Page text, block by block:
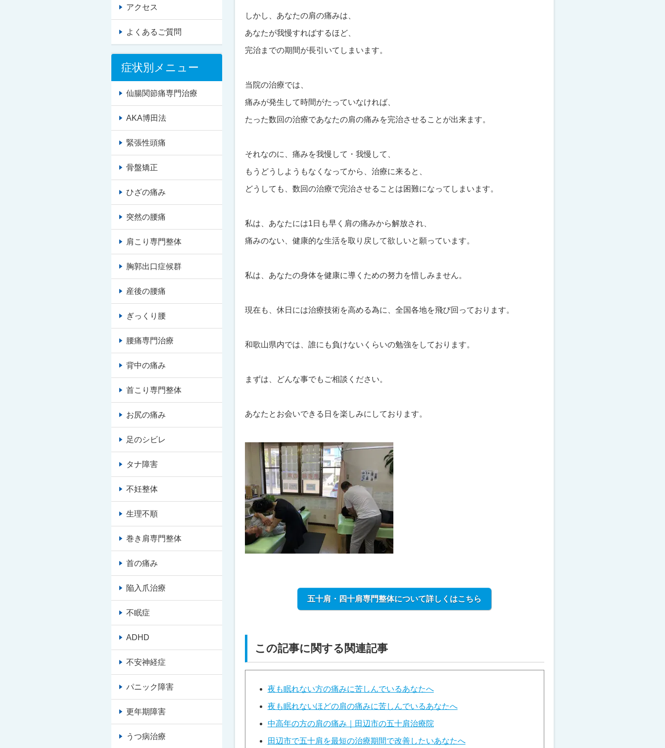
しかし、あなたの肩の痛みは、
あなたが我慢すればするほど、
完治までの期間が長引いてしまいます。
当院の治療では、
痛みが発生して時間がたっていなければ、
たった数回の治療であなたの肩の痛みを完治させることが出来ます。
それなのに、痛みを我慢して・我慢して、
もうどうしようもなくなってから、治療に来ると、
どうしても、数回の治療で完治させることは困難になってしまいます。
私は、あなたには1日も早く肩の痛みから解放され、
痛みのない、健康的な生活を取り戻して欲しいと願っています。
私は、あなたの身体を健康に導くための努力を惜しみません。
現在も、休日には治療技術を高める為に、全国各地を飛び回っております。
和歌山県内では、誰にも負けないくらいの勉強をしております。
まずは、どんな事でもご相談ください。
あなたとお会いできる日を楽しみにしております。
五十肩・四十肩専門整体について詳しくはこちら
この記事に関する関連記事
夜も眠れない方の痛みに苦しんでいるあなたへ
夜も眠れないほどの肩の痛みに苦しんでいるあなたへ
中高年の方の肩の痛み｜田辺市の五十肩治療院
田辺市で五十肩を最短の治療期間で改善したいあなたへ
アクセス
よくあるご質問
症状別メニュー
仙腸関節痛専門治療
AKA博田法
緊張性頭痛
骨盤矯正
ひざの痛み
突然の腰痛
肩こり専門整体
胸郭出口症候群
産後の腰痛
ぎっくり腰
腰痛専門治療
背中の痛み
首こり専門整体
お尻の痛み
足のシビレ
タナ障害
不妊整体
生理不順
巻き肩専門整体
首の痛み
陥入爪治療
不眠症
ADHD
不安神経症
パニック障害
更年期障害
うつ病治療